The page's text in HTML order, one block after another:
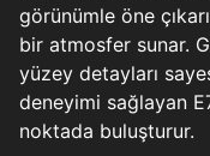
görünümle öne
bir atmosfer sunar.
yüzey detayları
deneyimi sağlayan
noktada buluşturur.